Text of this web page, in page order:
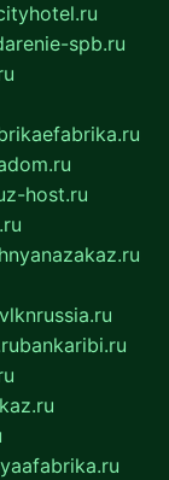
spb.ru
z-host.ru
vlknrussia.ru
bankaribi.ru